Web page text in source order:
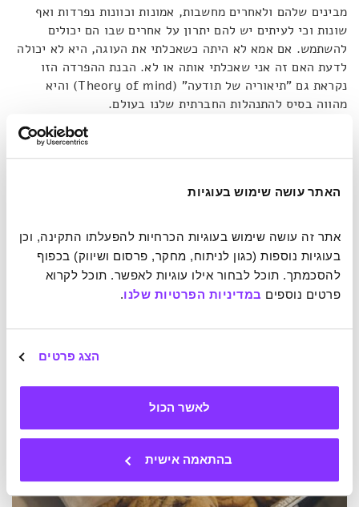
האתר עושה שימוש בעוגיות
פרטים נוספים במדיניות הפרטיות שלנו.
הצג פרטים
לאשר הכול
בהתאמה אישית
מבינים שלהם ולאחרים מחשבות, אמונות וכוונות נפרדות ואף
שונות וכי לעיתים יש להם יתרון על אחרים שבו הם יכולים
להשתמש. אם אמא לא היתה כשאכלתי את העוגה, היא לא יכולה
לדעת האם זה אני שאכלתי אותה או לא. הבנת ההפרדה הזו
נקראת גם "תיאוריה של תודעה" (Theory of mind) והיא
מהווה בסיס להתנהלות החברתית שלנו בעולם.
בספרות המקצועית נוטים לסווג את השקרים לפי צבעים: שחור,
כמערער קשרים חברתיים. שקר לבן אינו אמור לפגוע באף אחד
אותם [את מי ששיקרו על כוונותיהם הטובות]", כותב סמית'. על
אף ששקרים לבנים כביכול אינם באים על חשבון המשקר, מחקר
שהוא מציג מצא שברמה המנטלית הם כן צורכים מאיתנו יותר
אנרגיה מאשר אמירת האמת. אחרון, השקר הכחול נחשב לשקר
שייכות כלשהי, בן משפחה או חבר קרוב.